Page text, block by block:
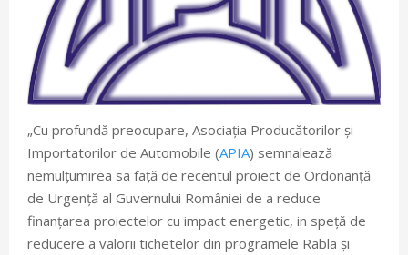
„Cu profundă preocupare, Asociația Producătorilor și
Importatorilor de Automobile (APIA) semnalează
nemulțumirea sa față de recentul proiect de Ordonanță
de Urgență al Guvernului României de a reduce
finanțarea proiectelor cu impact energetic, in speță de
reducere a valorii tichetelor din programele Rabla și